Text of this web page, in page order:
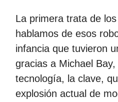
La primera trata de los
hablamos de esos
infancia que tuvieron
gracias a Michael
tecnología, la clave,
explosión actual de